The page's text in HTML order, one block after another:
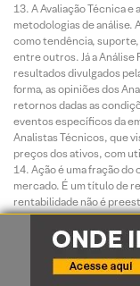
A Avaliação Técnica
metodologias de análise.
como tendência,
entre outros. Já a
resultados divulgados
forma, as opiniões dos
retornos dadas as
eventos específicos da
Analistas Técnicos, que
preços dos ativos, com
Ação é uma fração do
mercado. É um título de
rentabilidade não é
mercado. O investimento
desempenhos
futuros e nenhuma
feita neste material em